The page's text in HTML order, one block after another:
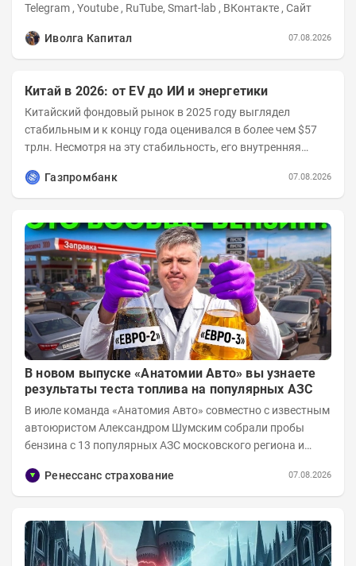
Telegram , Youtube , RuTube, Smart-lab , ВКонтакте , Сайт
Иволга Капитал 07.08.2026
Китай в 2026: от EV до ИИ и энергетики
Китайский фондовый рынок в 2025 году выглядел
стабильным и к концу года оценивался в более чем $57
трлн. Несмотря на эту стабильность, его внутренняя
Газпромбанк
07.08.2026
В новом выпуске «Анатомии Авто» вы узнаете
результаты теста топлива на популярных АЗС
В июле команда «Анатомия Авто» совместно с известным
автоюристом Александром Шумским собрали пробы
бензина с 13 популярных АЗС московского региона и
Ренессанс страхование
07.08.2026